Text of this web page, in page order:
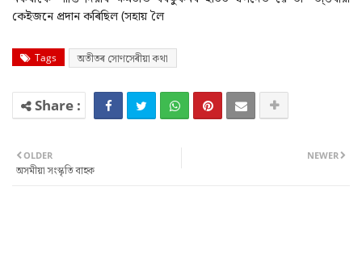
কেইজনে প্ৰদান কৰিছিল (সহায় লৈ
Tags অতীতৰ সোণসেৰীয়া কথা
NEWER
OLDER
অসমীয়া সংস্কৃতি বাহক